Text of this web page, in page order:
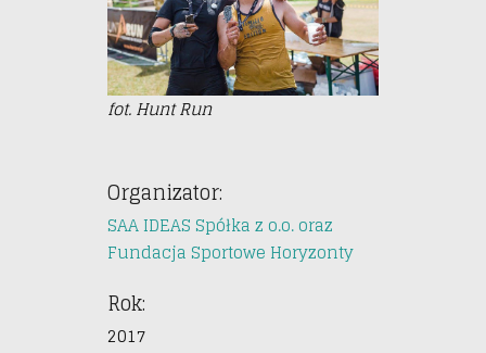
fot. Hunt Run
Organizator:
SAA IDEAS Spółka z o.o. oraz
Fundacja Sportowe Horyzonty
Rok:
2017